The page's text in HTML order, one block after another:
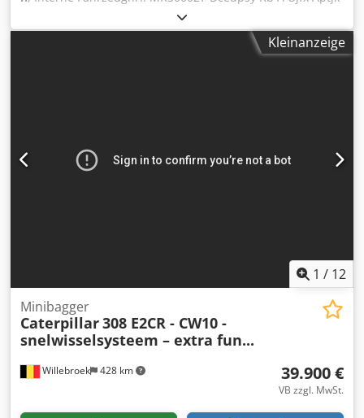
Ab sofort zur Verfügung auf unserem Hof in Kaufungen
Mehr INFO unter: * Golec Nutzfahrzeuge GmbH (Deutsch,
English, Bulgarisch, Russisch) * Viktoria Sologubova
zusagt oder dieses nach Ihren Bedürfnissen anpassen
wollen, kontaktieren Sie uns unter Hr. Enchev). Wir freuen
Kleinanzeige
1 / 12
Willebroek 428 km
Minibagger
Caterpillar308 E2CR - CW10 -
snelwisselsysteem – extra fun...
39.900 €
VB zzgl. MwSt.